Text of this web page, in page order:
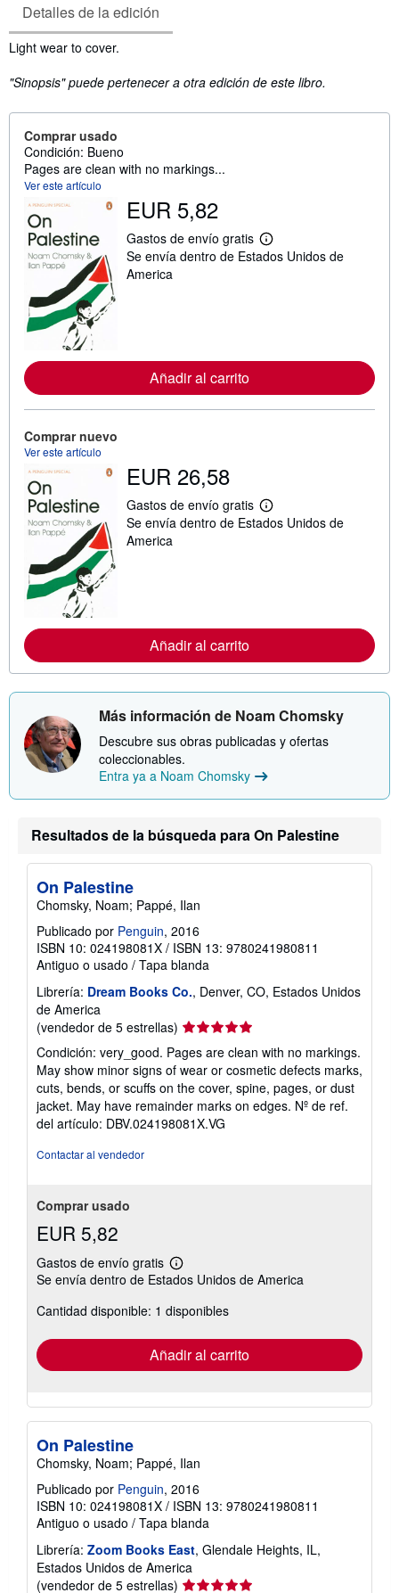
Detalles de la edición
Sinopsis
Light wear to cover.
"Sinopsis" puede pertenecer a otra edición de este libro.
Comprar usado
Condición: Bueno
Pages are clean with no markings...
Ver este artículo
EUR 5,82
Gastos de envío gratis
M
á
a
l
a
s
d
n
o
Se envía dentro de Estados Unidos de
America
Añadir al carrito
Comprar nuevo
Ver este artículo
EUR 26,58
Gastos de envío gratis
M
á
a
ó
o
b
r
a
r
v
Se envía dentro de Estados Unidos de
America
Añadir al carrito
Más información de Noam Chomsky
Descubre sus obras publicadas y ofertas
coleccionables.
Entra ya a Noam Chomsky
Resultados de la búsqueda para On Palestine
On Palestine
Chomsky, Noam; Pappé, Ilan
Publicado por Penguin, 2016
ISBN 10: 024198081X / ISBN 13: 9780241980811
Antiguo o usado / Tapa blanda
Librería: Dream Books Co., Denver, CO, Estados Unidos
de America
(vendedor de 5 estrellas) Calificación
vendedor:
5
de
5
estrellas
Condición: very_good. Pages are clean with no markings.
May show minor signs of wear or cosmetic defects marks,
cuts, bends, or scuffs on the cover, spine, pages, or dust
jacket. May have remainder marks on edges. Nº de ref.
del artículo: DBV.024198081X.VG
Contactar al vendedor
Comprar usado
EUR 5,82
Gastos de envío gratis
Más
información
las
tarifas
envío
Se envía dentro de Estados Unidos de America
Cantidad disponible: 1 disponibles
Añadir al carrito
On Palestine
Chomsky, Noam; Pappé, Ilan
Publicado por Penguin, 2016
ISBN 10: 024198081X / ISBN 13: 9780241980811
Antiguo o usado / Tapa blanda
Librería: Zoom Books East, Glendale Heights, IL,
Estados Unidos de America
(vendedor de 5 estrellas) Calificación